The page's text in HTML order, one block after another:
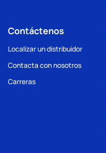
Contáctenos
Localizar un distribuidor
Contacta con nosotros
Carreras